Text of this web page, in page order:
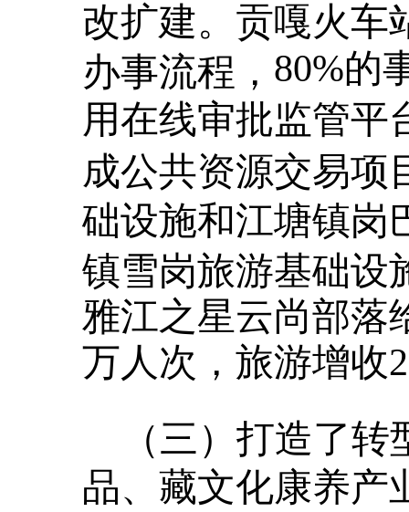
改扩建。贡嘎火车
办事流程， 80%的
用在线审批监管平
成公共资源交易项
础设施和江塘镇岗
镇雪岗旅游基础设
雅江之星云尚部落
万人次，旅游增收
（三）打造了转
品、藏文化康养产